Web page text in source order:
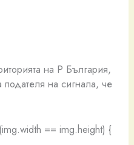
на Р България,
подателя на сигнала, че
== img.height) {